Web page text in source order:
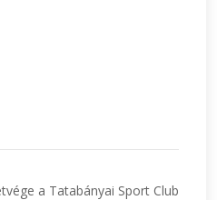
a Tatabányai Sport Club